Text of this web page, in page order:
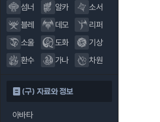
섬너
알카
소서
블레
데모
리퍼
소울
도화
기상
환수
가나 차원
(구) 자료와 정보
아바타